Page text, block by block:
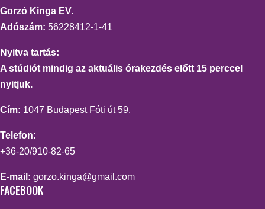
Gorzó Kinga EV.
Adószám: 56228412-1-41
Nyitva tartás:
A stúdiót mindig az aktuális órakezdés előtt 15 perccel
nyitjuk.
Cím: 1047 Budapest Fóti út 59.
Telefon:
+36-20/910-82-65
E-mail: gorzo.kinga@gmail.com
FACEBOOK